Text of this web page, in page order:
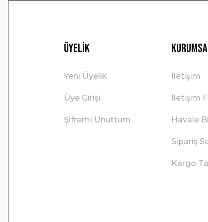
Üyelik
Yeni Üyelik
Üye Girişi
Şifremi Unuttum
İletişim
İletişim
Havale
Sipariş
Kargo